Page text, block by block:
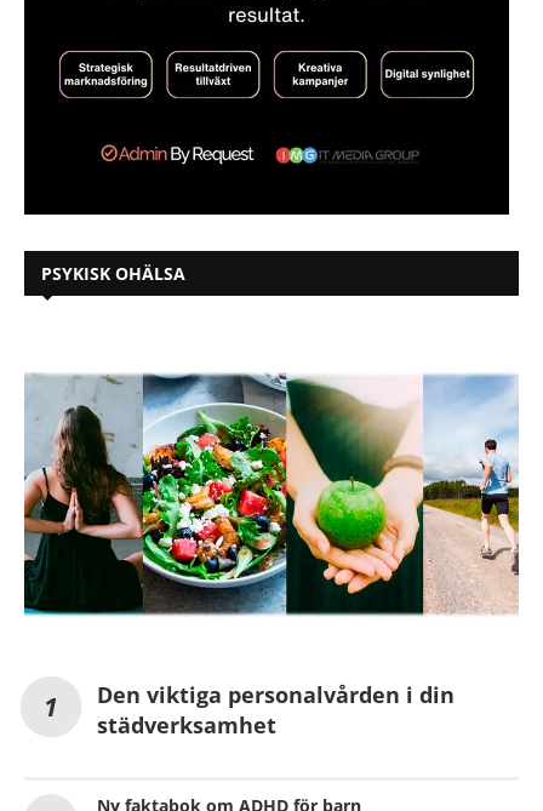
PSYKISK OHÄLSA
Den viktiga personalvården i din
städverksamhet
Ny faktabok om ADHD för barn